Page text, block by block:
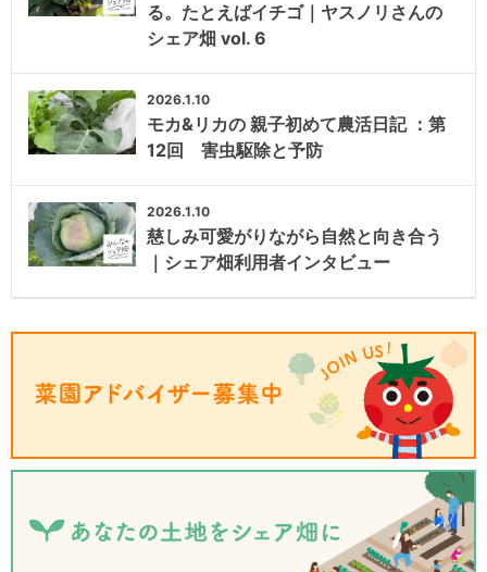
る。たとえばイチゴ｜ヤスノリさんの
シェア畑 vol. 6
2026.1.10
モカ&リカの 親子初めて農活日記 ：第
12回 害虫駆除と予防
2026.1.10
慈しみ可愛がりながら自然と向き合う
｜シェア畑利用者インタビュー